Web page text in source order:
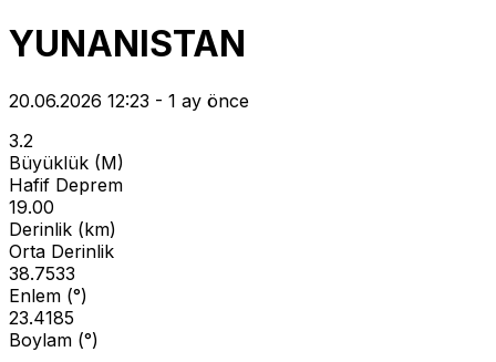
YUNANISTAN
20.06.2026 12:23 - 1 ay önce
3.2
Büyüklük (M)
Hafif Deprem
19.00
Derinlik (km)
Orta Derinlik
38.7533
Enlem (°)
23.4185
Boylam (°)